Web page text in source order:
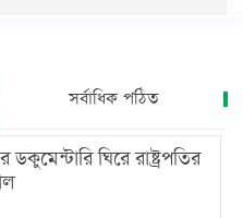
সর্বাধিক পঠিত
ঘিরে রাষ্ট্রপতির